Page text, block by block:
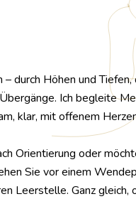
durch Höhen und
Ich begleite
klar, mit offenem
Orientierung oder
Sie vor einem
Leerstelle. Ganz gleich,